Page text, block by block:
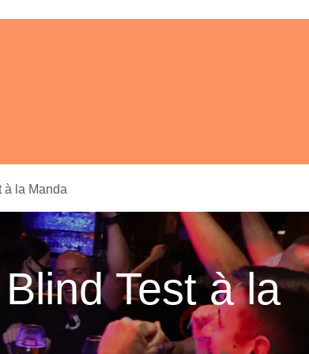
à la Manda
Test à la